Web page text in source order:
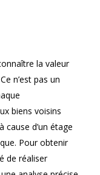
la valeur
n’est pas un
biens voisins
d’un étage
Pour obtenir
de réaliser